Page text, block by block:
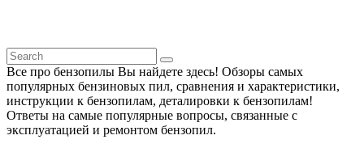
Все про бензопилы Вы найдете здесь! Обзоры самых
популярных бензиновых пил, сравнения и характеристики,
инструкции к бензопилам, деталировки к бензопилам!
Ответы на самые популярные вопросы, связанные с
эксплуатацией и ремонтом бензопил.